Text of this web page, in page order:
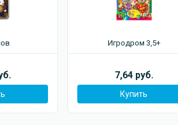
Игродром 3,5+
7,64 руб.
Купить